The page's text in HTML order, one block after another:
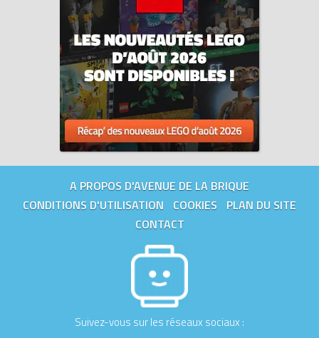
A PROPOS D'AVENUE DE LA BRIQUE
CONDITIONS D'UTILISATION
COOKIES
PLAN DU SITE
CONTACT
Suivez-vous sur les réseaux sociaux :